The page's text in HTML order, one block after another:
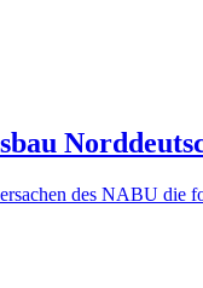
des NABU die